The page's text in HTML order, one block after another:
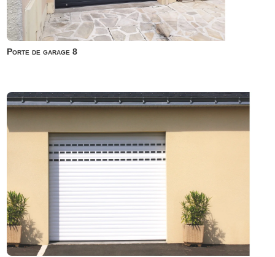
Porte de garage 8